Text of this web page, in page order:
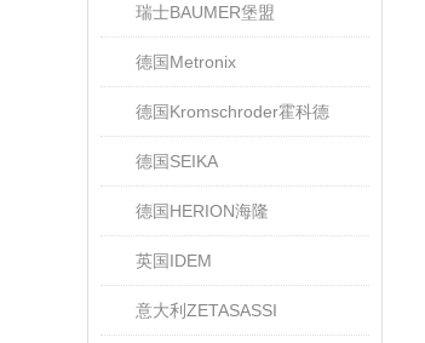
瑞士BAUMER堡盟
德国Metronix
德国Kromschroder霍科德
德国SEIKA
德国HERION海隆
英国IDEM
意大利ZETASASSI